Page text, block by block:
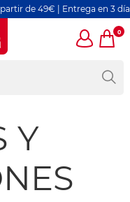
49€ | Entrega en 3 días
0
Y